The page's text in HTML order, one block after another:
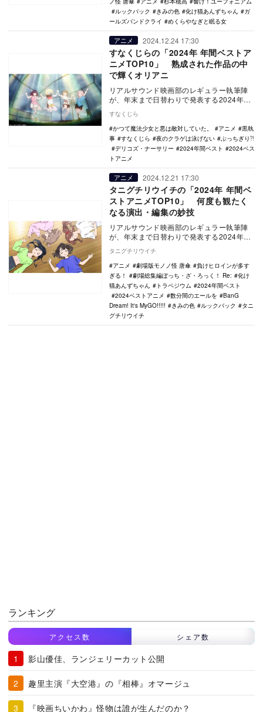
ルックバック
きみの色 化け猫あんずちゃん
ガ
ールズバンドクライ
めくらやなぎと眠る女
アニメ 2024.12.24 17:30
すなくじらの「2024年 年間ベストア
ニメTOP10」 熟成された作品の中
で輝くオリアニ
リアルサウンド映画部のレギュラー執筆陣
が、年末まで日替わりで発表する2024年の
ドラマ、ア…
すなくじら
かつて魔法少女と悪は敵対していた。
アニメ
黒執
事
すなくじら 夜のクラゲは泳げない
ぶっちぎり⁈
デリコズ・ナーサリー
2024年間ベスト
2024ベス
トアニメ
アニメ 2024.12.21 17:30
タニグチリウイチの「2024年 年間ベ
ストアニメTOP10」 何度も観たく
なる演出・編集の妙技
リアルサウンド映画部のレギュラー執筆陣
が、年末まで日替わりで発表する2024年の
ドラマ、ア…
タニグチリウイチ
アニメ
劇場版モノノ怪 唐傘
負けヒロインが多す
ぎる！
劇場総集編ぼっち・ざ・ろっく！ Re:
化け
猫あんずちゃん
トラペジウム
2024年間ベスト
2024ベストアニメ
数分間のエールを
BanG
Dream! It's MyGO!!!!!
きみの色 ルックバック
タニ
グチリウイチ
ランキング
アクセス数 シェア数
影山優佳、ランジェリーカット公開
趣里主演『大空港』の『相棒』オマージュ
『映画ちいかわ』怪物は誰が生んだのか？